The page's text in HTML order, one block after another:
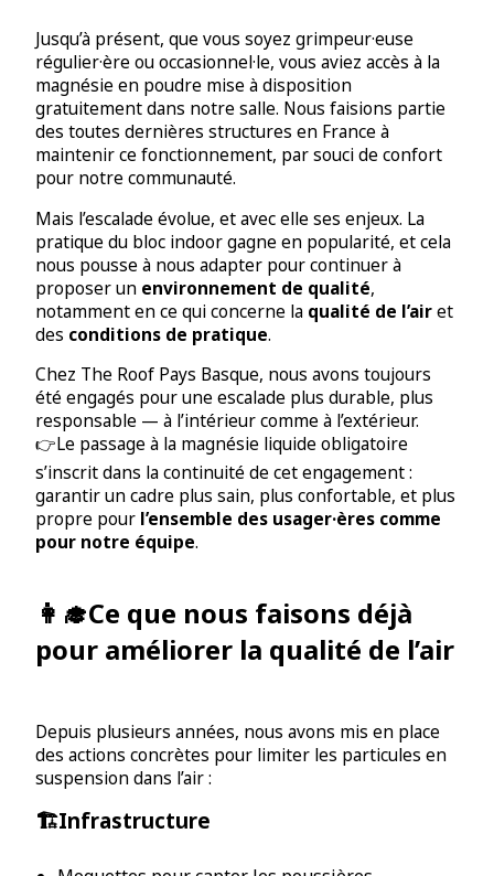
Jusqu’à présent, que vous soyez grimpeur·euse
régulier·ère ou occasionnel·le, vous aviez accès à la
magnésie en poudre mise à disposition
gratuitement dans notre salle. Nous faisions partie
des toutes dernières structures en France à
maintenir ce fonctionnement, par souci de confort
pour notre communauté.
Mais l’escalade évolue, et avec elle ses enjeux. La
pratique du bloc indoor gagne en popularité, et cela
nous pousse à nous adapter pour continuer à
proposer un environnement de qualité,
notamment en ce qui concerne la qualité de l’airet
des conditions de pratique.
Chez The Roof Pays Basque, nous avons toujours
été engagés pour une escalade plus durable, plus
responsable — à l’intérieur comme à l’extérieur.
👉Le passage à la magnésie liquide obligatoire
s’inscrit dans la continuité de cet engagement :
garantir un cadre plus sain, plus confortable, et plus
propre pour l’ensemble des usager·ères comme
pour notre équipe.
👩‍🎓Ce que nous faisons déjà
pour améliorer la qualité de l’air
Depuis plusieurs années, nous avons mis en place
des actions concrètes pour limiter les particules en
suspension dans l’air :
🏗️Infrastructure